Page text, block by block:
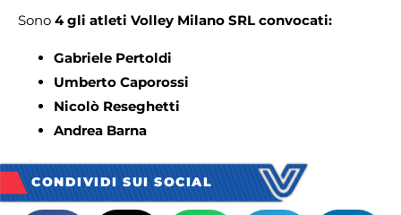
Sono 4 gli atleti Volley Milano SRL convocati:
Gabriele Pertoldi
Umberto Caporossi
Nicolò Reseghetti
Andrea Barna
CONDIVIDI SUI SOCIAL